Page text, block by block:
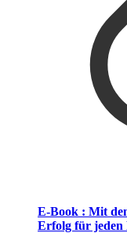
E-Book : Mit
Erfolg für jeden